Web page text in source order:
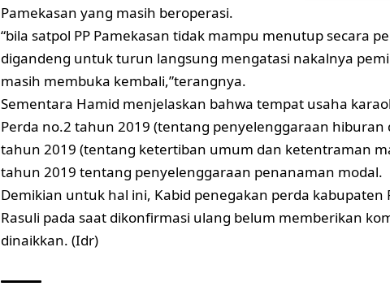
Pamekasan yang masih beroperasi.
“bila satpol PP Pamekasan tidak mampu menutup secara
digandeng untuk turun langsung mengatasi nakalnya
masih membuka kembali,”terangnya.
Sementara Hamid menjelaskan bahwa tempat usaha
Perda no.2 tahun 2019 (tentang penyelenggaraan hiburan
tahun 2019 (tentang ketertiban umum dan ketentraman
tahun 2019 tentang penyelenggaraan penanaman modal.
Demikian untuk hal ini, Kabid penegakan perda kabupaten
Rasuli pada saat dikonfirmasi ulang belum memberikan
dinaikkan. (Idr)